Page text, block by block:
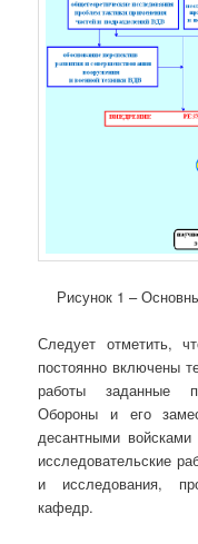
Рисунок 1 –
Следует отметить,
постоянно включены
работы заданные
Обороны и его
десантными
исследовательские
и исследования,
кафедр.